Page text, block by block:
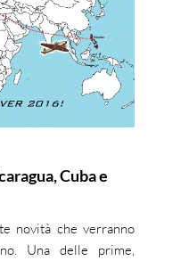
Cuba e
novità che verranno
Una delle prime,